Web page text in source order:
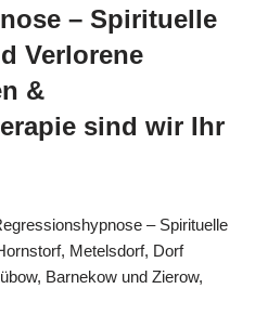
– Spirituelle
Verlorene
&
sind wir Ihr
– Spirituelle
Metelsdorf, Dorf
Barnekow und Zierow,